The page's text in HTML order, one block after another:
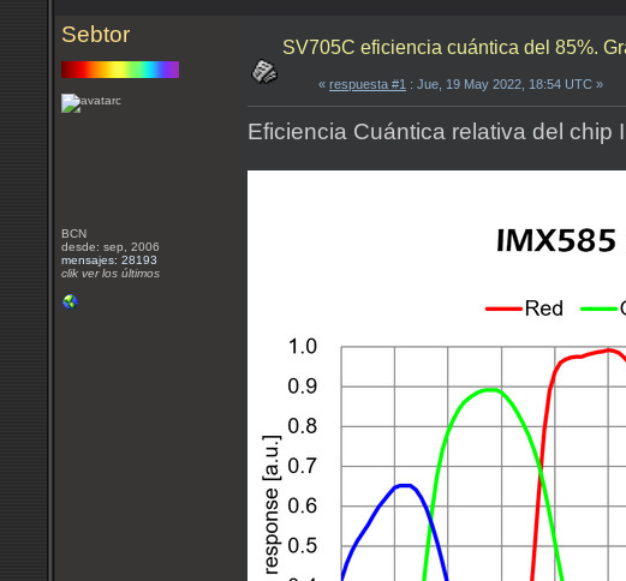
Sebtor
BCN
desde: sep, 2006
mensajes: 28193
clik ver los últimos
SV705C eficiencia cuántica del 85%.
« respuesta #1 : Jue, 19 May 2022, 18:54 UTC »
Eficiencia Cuántica relativa del chip